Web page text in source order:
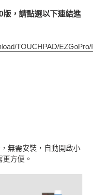
版，請點選以下連結進
TOUCHPAD/
無需安裝，自動開啟小
方便。